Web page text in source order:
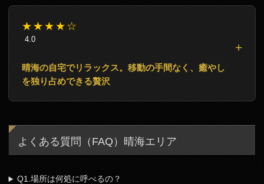
★★★★☆
4.0
晴海の自宅でリラックス。移動の手間なく、癒やし
を独り占めできる贅沢
よくある質問（FAQ）晴海エリア
Q1.場所は何処に呼べるの？